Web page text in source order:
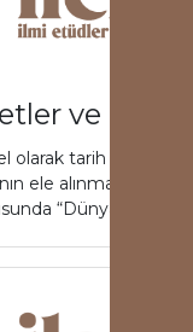
ve
olarak tarih ve özel
ele alınması
“Dünya t...